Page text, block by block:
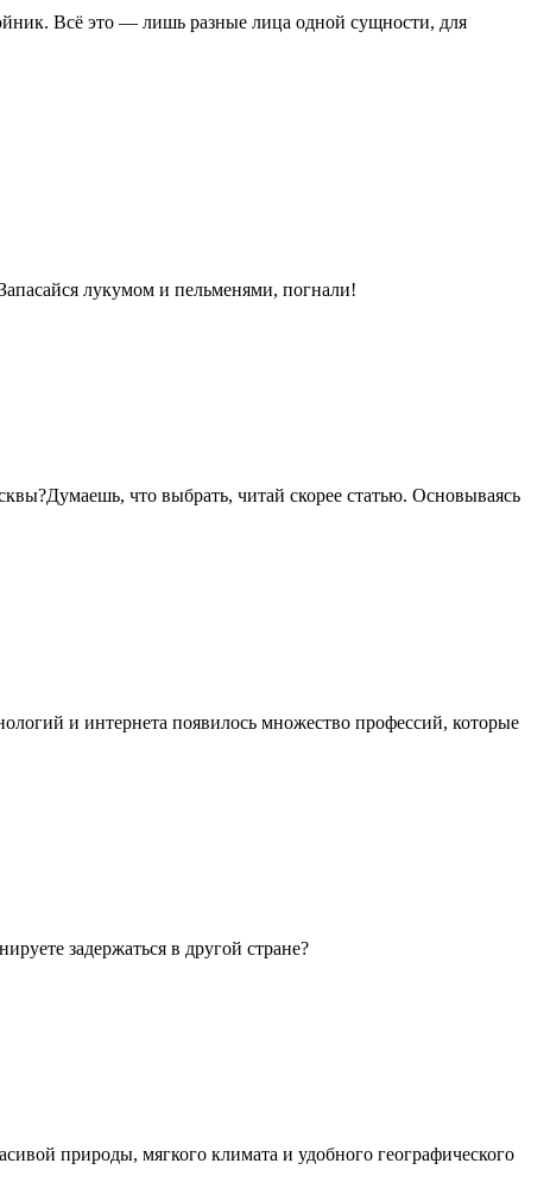
Всё это — лишь разные лица одной сущности, для
лукумом и пельменями, погнали!
что выбрать, читай скорее статью. Основываясь
и интернета появилось множество профессий, которые
задержаться в другой стране?
природы, мягкого климата и удобного географического